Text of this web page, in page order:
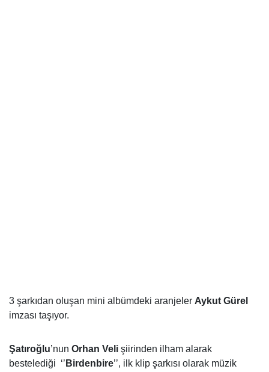
3 şarkıdan oluşan mini albümdeki aranjeler Aykut Gürel
imzası taşıyor.
Şatıroğlu’nun Orhan Veli şiirinden ilham alarak
bestelediği ‘’ Birdenbire’’, ilk klip şarkısı olarak müzik